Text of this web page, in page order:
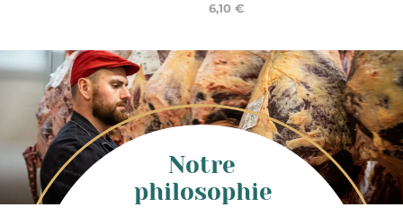
6,10 €
Notre
philosophie